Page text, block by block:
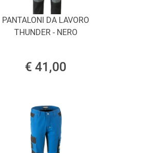
PANTALONI DA LAVORO
THUNDER - NERO
€ 41,00